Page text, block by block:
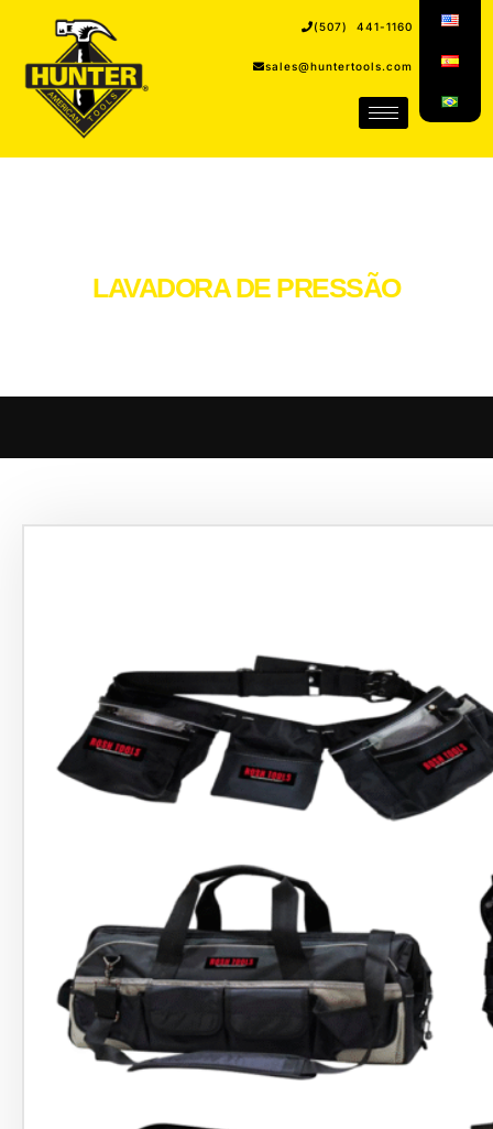
(507) 441-1160
sales@huntertools.com
LAVADORA DE PRESSÃO